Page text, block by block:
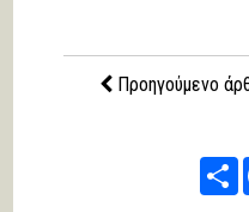
Προηγούμενο